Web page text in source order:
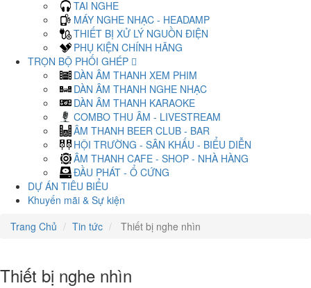
TAI NGHE
MÁY NGHE NHẠC - HEADAMP
THIẾT BỊ XỬ LÝ NGUỒN ĐIỆN
PHỤ KIỆN CHÍNH HÃNG
TRỌN BỘ PHỐI GHÉP
DÀN ÂM THANH XEM PHIM
DÀN ÂM THANH NGHE NHẠC
DÀN ÂM THANH KARAOKE
COMBO THU ÂM - LIVESTREAM
ÂM THANH BEER CLUB - BAR
HỘI TRƯỜNG - SÂN KHẤU - BIỂU DIỄN
ÂM THANH CAFE - SHOP - NHÀ HÀNG
ĐẦU PHÁT - Ổ CỨNG
DỰ ÁN TIÊU BIỂU
Khuyến mãi & Sự kiện
Trang Chủ
Tin tức Thiết bị nghe nhìn
Thiết bị nghe nhìn